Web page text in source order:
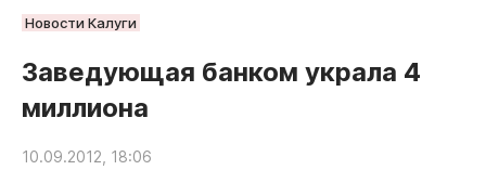
РУБРИКИ
Новости компаний
Статьи
Народные новости
Новости Калуги
Заведующая банком украла 4
миллиона
10.09.2012, 18:06